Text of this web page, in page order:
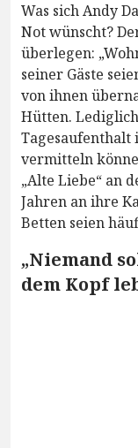
Was sich Andy
Not wünscht?
überlegen:
seiner Gäste
von ihnen
Hütten.
Tagesaufenthalt
vermitteln
„Alte Liebe“ an
Jahren an ihre
Betten seien
„Niemand
dem Kopf